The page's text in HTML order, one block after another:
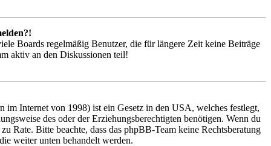
Boards regelmäßig Benutzer, die für längere Zeit keine Beiträge
aktiv an den Diskussionen teil!
Internet von 1998) ist ein Gesetz in den USA, welches festlegt,
des oder der Erziehungsberechtigten benötigen. Wenn du
Rate. Bitte beachte, dass das phpBB-Team keine Rechtsberatung
weiter unten behandelt werden.